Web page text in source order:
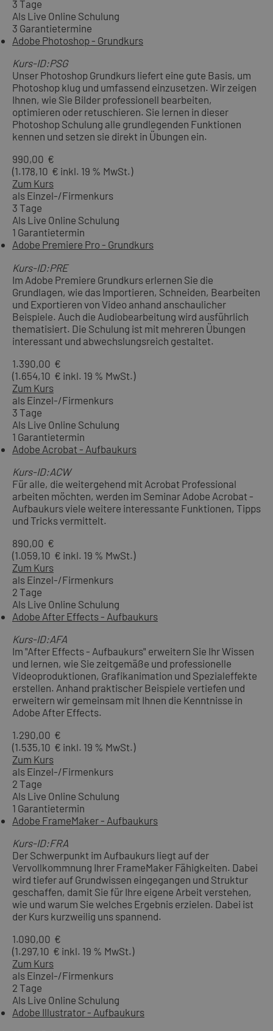
3 Tage
Als Live Online Schulung
3 Garantietermine
Adobe Photoshop - Grundkurs
Kurs-ID:PSG
Unser Photoshop Grundkurs liefert eine gute Basis, um
Photoshop klug und umfassend einzusetzen. Wir zeigen
Ihnen, wie Sie Bilder professionell bearbeiten,
optimieren oder retuschieren. Sie lernen in dieser
Photoshop Schulung alle grundlegenden Funktionen
kennen und setzen sie direkt in Übungen ein.
990,00 €
(1.178,10 € inkl. 19 % MwSt.)
Zum Kurs
als Einzel-/Firmenkurs
3 Tage
Als Live Online Schulung
1 Garantietermin
Adobe Premiere Pro - Grundkurs
Kurs-ID:PRE
Im Adobe Premiere Grundkurs erlernen Sie die
Grundlagen, wie das Importieren, Schneiden, Bearbeiten
und Exportieren von Video anhand anschaulicher
Beispiele. Auch die Audiobearbeitung wird ausführlich
thematisiert. Die Schulung ist mit mehreren Übungen
interessant und abwechslungsreich gestaltet.
1.390,00 €
(1.654,10 € inkl. 19 % MwSt.)
Zum Kurs
als Einzel-/Firmenkurs
3 Tage
Als Live Online Schulung
1 Garantietermin
Adobe Acrobat - Aufbaukurs
Kurs-ID:ACW
Für alle, die weitergehend mit Acrobat Professional
arbeiten möchten, werden im Seminar Adobe Acrobat -
Aufbaukurs viele weitere interessante Funktionen, Tipps
und Tricks vermittelt.
890,00 €
(1.059,10 € inkl. 19 % MwSt.)
Zum Kurs
als Einzel-/Firmenkurs
2 Tage
Als Live Online Schulung
Adobe After Effects - Aufbaukurs
Kurs-ID:AFA
Im "After Effects - Aufbaukurs" erweitern Sie Ihr Wissen
und lernen, wie Sie zeitgemäße und professionelle
Videoproduktionen, Grafikanimation und Spezialeffekte
erstellen. Anhand praktischer Beispiele vertiefen und
erweitern wir gemeinsam mit Ihnen die Kenntnisse in
Adobe After Effects.
1.290,00 €
(1.535,10 € inkl. 19 % MwSt.)
Zum Kurs
als Einzel-/Firmenkurs
2 Tage
Als Live Online Schulung
1 Garantietermin
Adobe FrameMaker - Aufbaukurs
Kurs-ID:FRA
Der Schwerpunkt im Aufbaukurs liegt auf der
Vervollkommnung Ihrer FrameMaker Fähigkeiten. Dabei
wird tiefer auf Grundwissen eingegangen und Struktur
geschaffen, damit Sie für Ihre eigene Arbeit verstehen,
wie und warum Sie welches Ergebnis erzielen. Dabei ist
der Kurs kurzweilig uns spannend.
1.090,00 €
(1.297,10 € inkl. 19 % MwSt.)
Zum Kurs
als Einzel-/Firmenkurs
2 Tage
Als Live Online Schulung
Adobe Illustrator - Aufbaukurs